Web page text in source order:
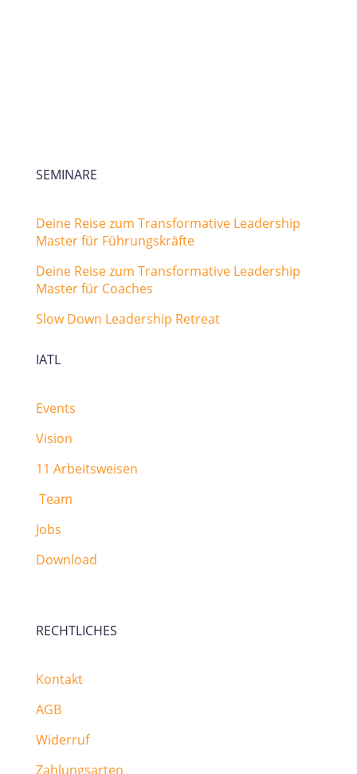
SEMINARE
Deine Reise zum Transformative Leadership
Master für Führungskräfte
Deine Reise zum Transformative Leadership
Master für Coaches
Slow Down Leadership Retreat
IATL
Events
Vision
11 Arbeitsweisen
Team
Jobs
Download
RECHTLICHES
Kontakt
AGB
Widerruf
Zahlungsarten